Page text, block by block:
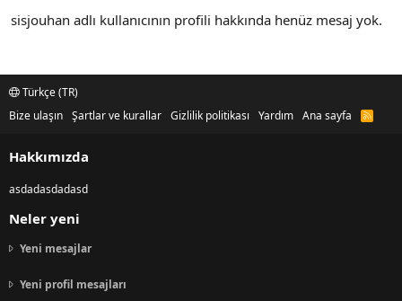
sisjouhan adlı kullanıcının profili hakkında henüz mesaj yok.
Türkçe (TR)
Bize ulaşın Şartlar ve kurallar Gizlilik politikası Yardım Ana sayfa
R
Hakkımızda
asdadasdadasd
Neler yeni
Yeni mesajlar
Yeni profil mesajları